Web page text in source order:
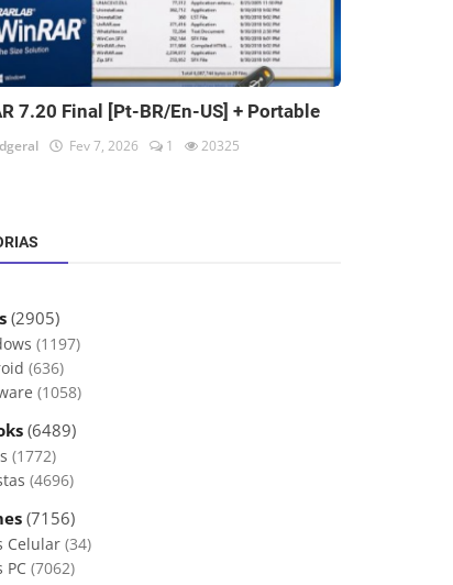
7.20 Final [Pt-BR/En-US] + Portable
Fev 7, 2026 1 20325
(2905)
(1197)
(636)
(1058)
(6489)
(1772)
(4696)
(7156)
Celular (34)
PC (7062)